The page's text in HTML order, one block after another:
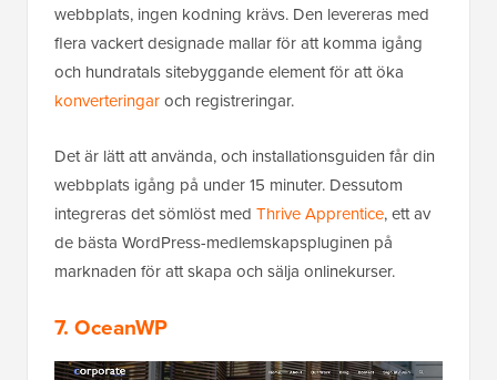
webbplats, ingen kodning krävs. Den levereras med
flera vackert designade mallar för att komma igång
och hundratals sitebyggande element för att öka
konverteringaroch registreringar.
Det är lätt att använda, och installationsguiden får din
webbplats igång på under 15 minuter. Dessutom
integreras det sömlöst med Thrive Apprentice, ett av
de bästa WordPress-medlemskapspluginen på
marknaden för att skapa och sälja onlinekurser.
7. OceanWP